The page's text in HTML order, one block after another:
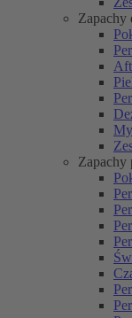
Zapachy
Zapachy